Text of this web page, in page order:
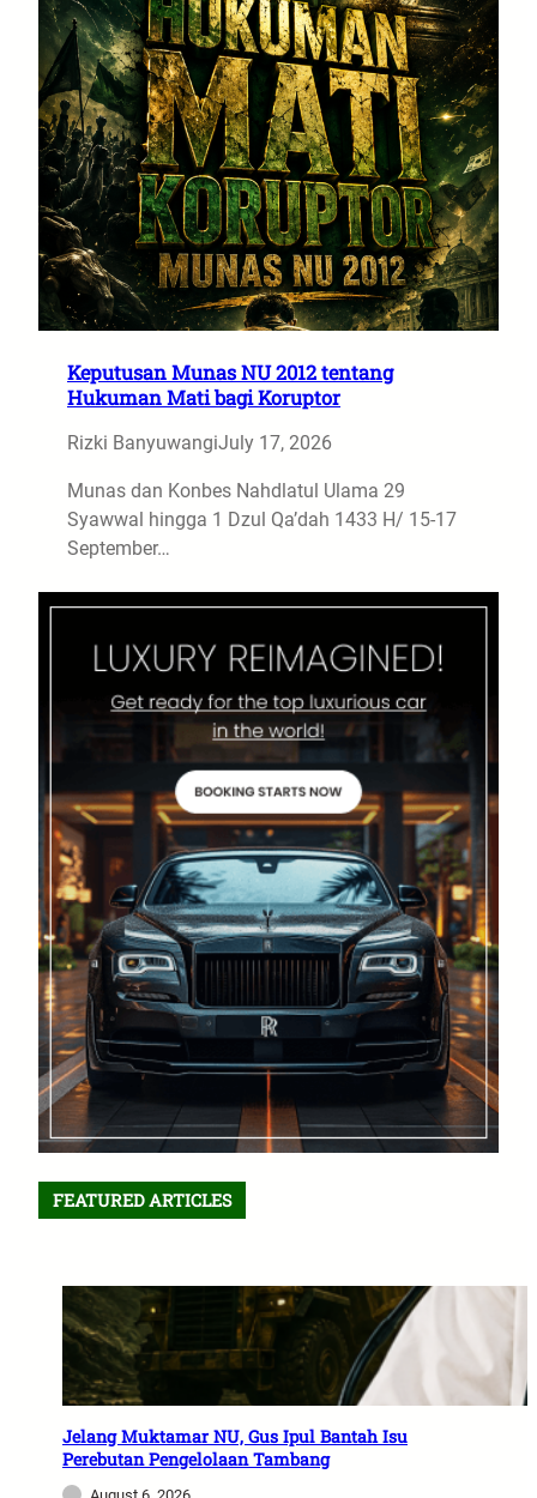
Keputusan Munas NU 2012 tentang
Hukuman Mati bagi Koruptor
Rizki BanyuwangiJuly 17, 2026
Munas dan Konbes Nahdlatul Ulama 29
Syawwal hingga 1 Dzul Qa’dah 1433 H/ 15-17
September…
FEATURED ARTICLES
Jelang Muktamar NU, Gus Ipul Bantah Isu
Perebutan Pengelolaan Tambang